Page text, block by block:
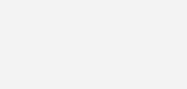
für Gebäude in der
Skala von A bis G die Energieeffizienz
bis H. Die neuen Bewertungsklassen
Darauf weist das